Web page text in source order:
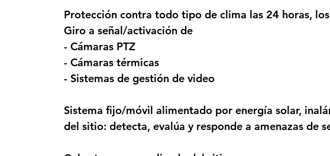
Protección contra todo tipo de clima las 24 horas,
Giro a señal/activación de
- Cámaras PTZ
- Cámaras térmicas
- Sistemas de gestión de video
Sistema fijo/móvil alimentado por energía solar,
del sitio: detecta, evalúa y responde a amenazas de